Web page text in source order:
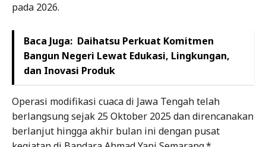
pada 2026.
Baca Juga: Daihatsu Perkuat Komitmen
Bangun Negeri Lewat Edukasi, Lingkungan,
dan Inovasi Produk
Operasi modifikasi cuaca di Jawa Tengah telah
berlangsung sejak 25 Oktober 2025 dan direncanakan
berlanjut hingga akhir bulan ini dengan pusat